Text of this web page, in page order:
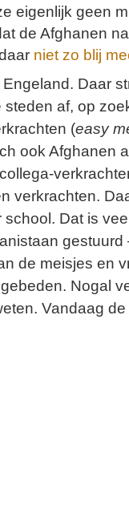
eigenlijk geen
de Afghanen
niet zo blij
Engeland. Daar
af, op
(easy
ook Afghanen
verkrachten.
Dat is
de meisjes en
Nogal
Vandaag